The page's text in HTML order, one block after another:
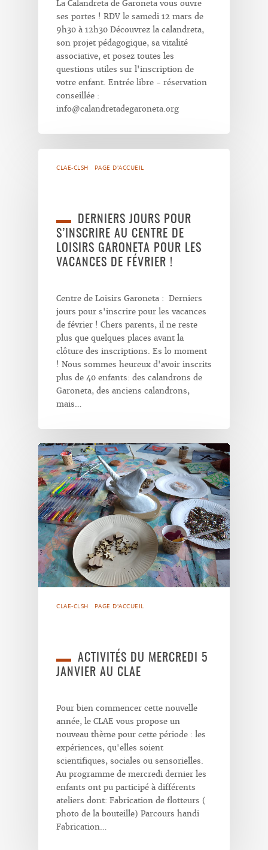
La Calandreta de Garoneta vous ouvre
ses portes ! RDV le samedi 12 mars de
9h30 à 12h30 Découvrez la calandreta,
son projet pédagogique, sa vitalité
associative, et posez toutes les
questions utiles sur l'inscription de
votre enfant. Entrée libre - réservation
conseillée :
info@calandretadegaroneta.org
CLAE-CLSH PAGE D'ACCUEIL
DERNIERS JOURS POUR
S’INSCRIRE AU CENTRE DE
LOISIRS GARONETA POUR LES
VACANCES DE FÉVRIER !
Centre de Loisirs Garoneta : Derniers
jours pour s'inscrire pour les vacances
de février ! Chers parents, il ne reste
plus que quelques places avant la
clôture des inscriptions. Es lo moment
! Nous sommes heureux d'avoir inscrits
plus de 40 enfants: des calandrons de
Garoneta, des anciens calandrons,
mais…
CLAE-CLSH PAGE D'ACCUEIL
ACTIVITÉS DU MERCREDI 5
JANVIER AU CLAE
Pour bien commencer cette nouvelle
année, le CLAE vous propose un
nouveau thème pour cette période : les
expériences, qu'elles soient
scientifiques, sociales ou sensorielles.
Au programme de mercredi dernier les
enfants ont pu participé à différents
ateliers dont: Fabrication de flotteurs (
photo de la bouteille) Parcours handi
Fabrication…